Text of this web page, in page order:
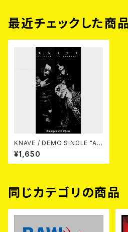
最近チェックした商
KNAVE / DEMO SINGLE "Am
algamated Chaos" CD
¥1,650
同じカテゴリの商品